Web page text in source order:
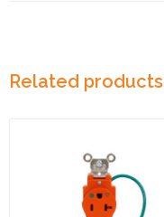
Related products